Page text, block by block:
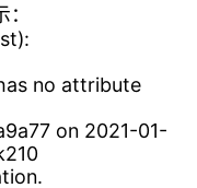
no attribute
on 2021-01-